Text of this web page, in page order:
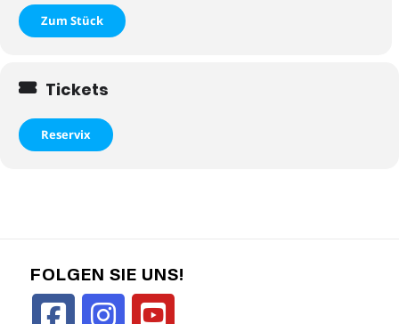
Zum Stück
Tickets
Reservix
FOLGEN SIE UNS!